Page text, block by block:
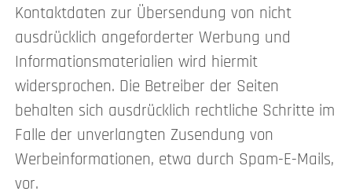
Kontaktdaten zur Übersendung von nicht
ausdrücklich angeforderter Werbung und
Informationsmaterialien wird hiermit
widersprochen. Die Betreiber der Seiten
behalten sich ausdrücklich rechtliche Schritte im
Falle der unverlangten Zusendung von
Werbeinformationen, etwa durch Spam-E-Mails,
vor.